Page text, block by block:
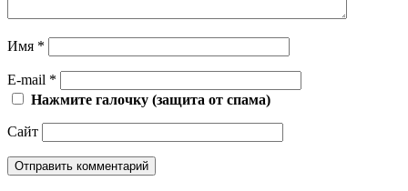
Имя *
E-mail *
Нажмите галочку (защита от спама)
Сайт